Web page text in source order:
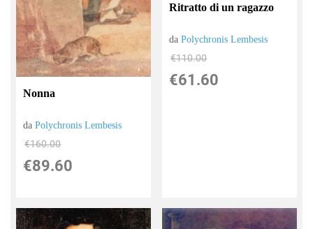
Nonna
daPolychronis Lembesis
€160.00
€89.60
Ritratto di un ragazzo
daPolychronis Lembesis
€110.00
€61.60